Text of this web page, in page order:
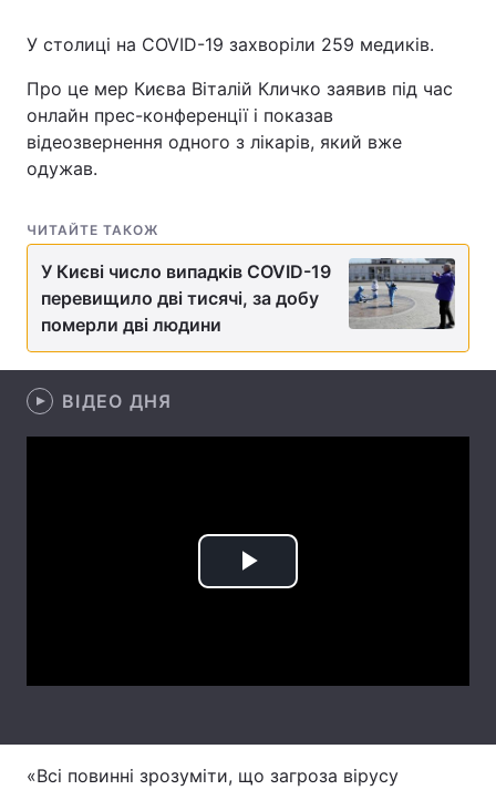
Україна Політика
Економіка
Зброя Інциденти
Здоров'я Туризм
Цікавинки
Послуги
У столиці на COVID-19 захворіли 259 медиків.
Про це мер Києва Віталій Кличко заявив під час
онлайн прес-конференції і показав
відеозвернення одного з лікарів, який вже
одужав.
ЧИТАЙТЕ ТАКОЖ
У Києві число випадків COVID-19
перевищило дві тисячі, за добу
померли дві людини
ВІДЕО ДНЯ
Play
«Всі повинні зрозуміти, що загроза вірусу